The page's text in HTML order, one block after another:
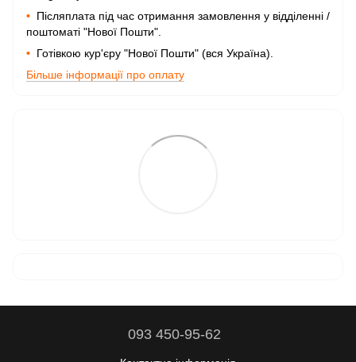
• Післяплата під час отримання замовлення у відділенні /
поштоматі "Нової Пошти".
• Готівкою кур'єру "Нової Пошти" (вся Україна).
Більше інформації про оплату
093 450-95-62